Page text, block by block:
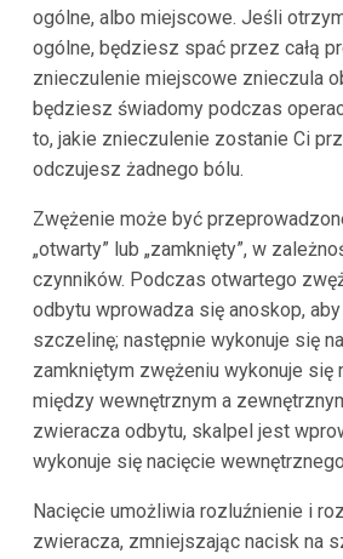
ogólne, albo miejscowe. Jeśli
ogólne, będziesz spać przez całą
znieczulenie miejscowe znieczula
będziesz świadomy podczas
to, jakie znieczulenie zostanie Ci
odczujesz żadnego bólu.
Zwężenie może być
„otwarty” lub „zamknięty”, w
czynników. Podczas otwartego
odbytu wprowadza się anoskop,
szczelinę; następnie wykonuje się
zamkniętym zwężeniu wykonuje się
między wewnętrznym a
zwieracza odbytu, skalpel jest
wykonuje się nacięcie
Nacięcie umożliwia rozluźnienie i
zwieracza, zmniejszając nacisk na